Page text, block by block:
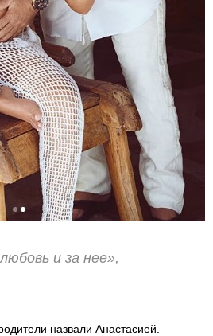
и за нее»,
назвали Анастасией.